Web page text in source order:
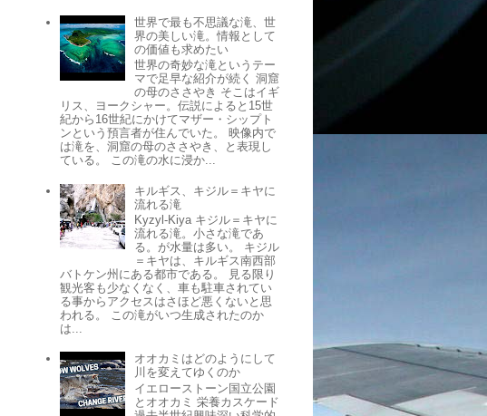
世界で最も不思議な滝、世
界の美しい滝。情報として
の価値も求めたい
世界の奇妙な滝というテー
マで足早な紹介が続く 洞窟
の母のささやき そこはイギ
リス、ヨークシャー。伝説によると15世
紀から16世紀にかけてマザー・シップト
ンという預言者が住んでいた。 映像内で
は滝を、洞窟の母のささやき、と表現し
ている。 この滝の水に浸か...
キルギス、キジル＝キヤに
流れる滝
Kyzyl-Kiya キジル＝キヤに
流れる滝。小さな滝であ
る。が水量は多い。 キジル
＝キヤは、キルギス南西部
バトケン州にある都市である。 見る限り
観光客も少なくなく、車も駐車されてい
る事からアクセスはさほど悪くないと思
われる。 この滝がいつ生成されたのか
は...
オオカミはどのようにして
川を変えてゆくのか
イエローストーン国立公園
とオオカミ 栄養カスケード